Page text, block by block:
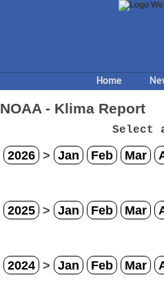
Home
NOAA - Klima Report
Select
2026 > Jan Feb Mar
2025 > Jan Feb Mar
2024 > Jan Feb Mar